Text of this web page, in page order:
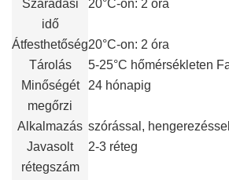
Száradási
idő
20°C-on: 2 óra
Átfesthetőség20°C-on: 2 óra
Tárolás
5-25°C hőmérsékleten
Minőségét
megőrzi
24 hónapig
Alkalmazás szórással,
Javasolt
rétegszám
2-3 réteg